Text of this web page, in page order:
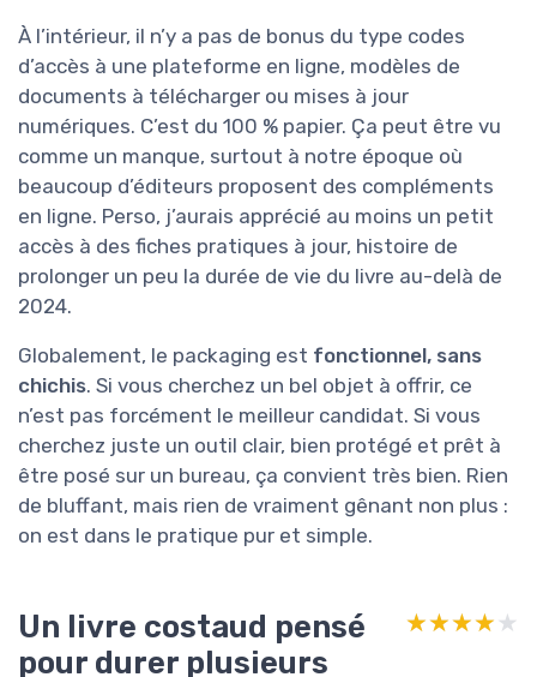
À l’intérieur, il n’y a pas de bonus du type codes
d’accès à une plateforme en ligne, modèles de
documents à télécharger ou mises à jour
numériques. C’est du 100 % papier. Ça peut être vu
comme un manque, surtout à notre époque où
beaucoup d’éditeurs proposent des compléments
en ligne. Perso, j’aurais apprécié au moins un petit
accès à des fiches pratiques à jour, histoire de
prolonger un peu la durée de vie du livre au-delà de
2024.
Globalement, le packaging est fonctionnel, sans
chichis. Si vous cherchez un bel objet à offrir, ce
n’est pas forcément le meilleur candidat. Si vous
cherchez juste un outil clair, bien protégé et prêt à
être posé sur un bureau, ça convient très bien. Rien
de bluffant, mais rien de vraiment gênant non plus :
on est dans le pratique pur et simple.
Un livre costaud pensé
pour durer plusieurs
★★★★★
★★★★★